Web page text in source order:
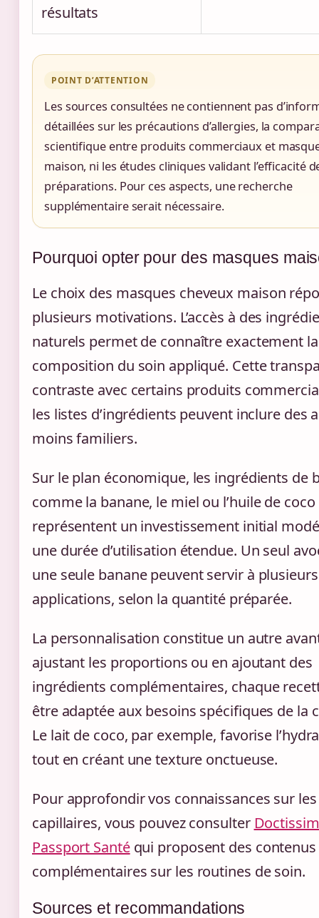
résultats
POINT D’ATTENTION
Les sources consultées ne contiennent pas
détaillées sur les précautions d’allergies, la
scientifique entre produits commerciaux et
maison, ni les études cliniques validant l’efficacité
préparations. Pour ces aspects, une recherche
supplémentaire serait nécessaire.
Pourquoi opter pour des masques
Le choix des masques cheveux maison
plusieurs motivations. L’accès à des
naturels permet de connaître exactement la
composition du soin appliqué. Cette
contraste avec certains produits
les listes d’ingrédients peuvent inclure des
moins familiers.
Sur le plan économique, les ingrédients de
comme la banane, le miel ou l’huile de coco
représentent un investissement initial
une durée d’utilisation étendue. Un seul
une seule banane peuvent servir à plusieurs
applications, selon la quantité préparée.
La personnalisation constitue un autre
ajustant les proportions ou en ajoutant des
ingrédients complémentaires, chaque
être adaptée aux besoins spécifiques de la
Le lait de coco, par exemple, favorise
tout en créant une texture onctueuse.
Pour approfondir vos connaissances sur
capillaires, vous pouvez consulter
Passport Santéqui proposent des contenus
complémentaires sur les routines de soin.
Sources et recommandations